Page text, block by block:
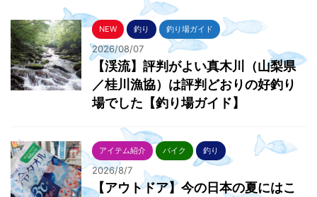
NEW 釣り 釣り場ガイド
2026/08/07
【渓流】評判がよい真木川（山梨県
／桂川漁協）は評判どおりの好釣り
場でした【釣り場ガイド】
アイテム紹介 バイク 釣り
2026/8/7
【アウトドア】今の日本の夏にはこ